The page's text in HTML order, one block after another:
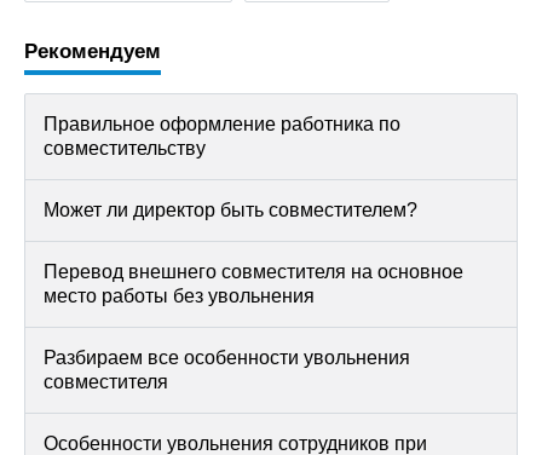
Рекомендуем
Правильное оформление работника по
совместительству
Может ли директор быть совместителем?
Перевод внешнего совместителя на основное
место работы без увольнения
Разбираем все особенности увольнения
совместителя
Особенности увольнения сотрудников при